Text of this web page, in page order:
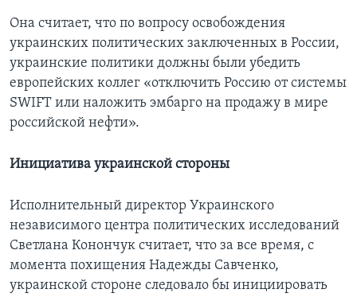
Она считает, что по вопросу освобождения
украинских политических заключенных в России,
украинские политики должны были убедить
европейских коллег «отключить Россию от системы
SWIFT или наложить эмбарго на продажу в мире
российской нефти».
Инициатива украинской стороны
Исполнительный директор Украинского
независимого центра политических исследований
Светлана Конончук считает, что за все время, с
момента похищения Надежды Савченко,
украинской стороне следовало бы инициировать